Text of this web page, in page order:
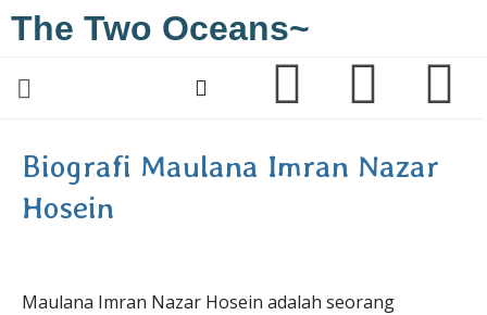
The Two Oceans~
Biografi Maulana Imran Nazar
Hosein
Maulana Imran Nazar Hosein adalah seorang